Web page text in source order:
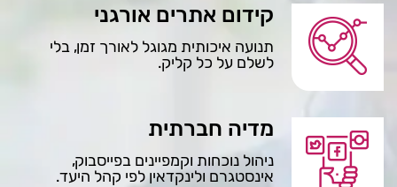
קידום אתרים אורגני
תנועה איכותית מגוגל לאורך זמן, בלי
לשלם על כל קליק.
מדיה חברתית
ניהול נוכחות וקמפיינים בפייסבוק,
אינסטגרם ולינקדאין לפי קהל היעד.